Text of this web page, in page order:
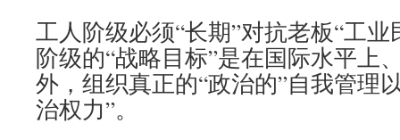
工人阶级必须“长期”对抗老板“工
阶级的“战略目标”是在国际水平上
外，组织真正的“政治的”自我管理
治权力”。